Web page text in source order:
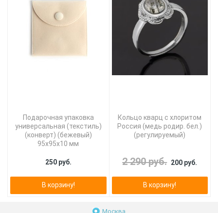
Подарочная упаковка
универсальная (текстиль)
(конверт) (бежевый)
95х95х10 мм
250 руб.
В корзину!
Кольцо кварц с хлоритом
Россия (медь родир. бел.)
(регулируемый)
2 290 руб. 200 руб.
В корзину!
Москва